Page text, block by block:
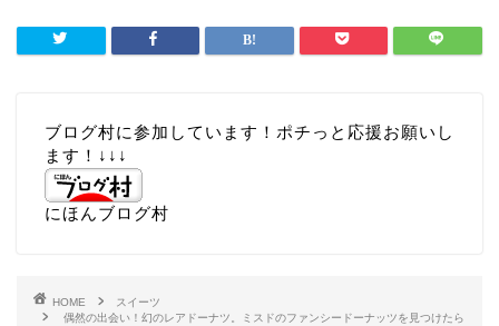
ブログ村に参加しています！ポチっと応援お願いし
ます！↓↓↓
にほんブログ村
HOME
スイーツ
偶然の出会い！幻のレアドーナツ。ミスドのファンシードーナッツを見つけたら